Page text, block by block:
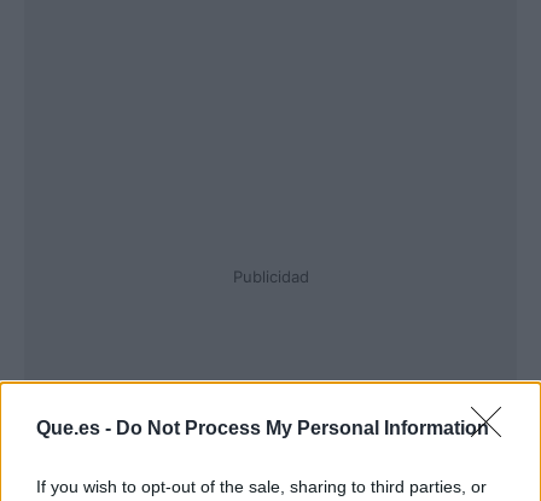
Que.es - Do Not Process My Personal Information
If you wish to opt-out of the sale, sharing to third parties, or
Publicidad